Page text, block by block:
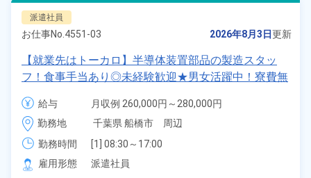
派遣社員
お仕事No. 4551-03 2026年8月3日更新
【就業先はトーカロ】半導体装置部品の製造スタッ
フ！食事手当あり◎未経験歓迎★男女活躍中！寮費無
料！土日祝休み×年間休日120日！正社員登用制度あ
り！社会保険完備◎格安食堂利用可★最寄り駅から徒
歩圏内◎《千葉県船橋市》
給与
月収例 260,000円～280,000円
時給 1,350円～1,350円
勤務地
千葉県 船橋市　周辺
勤務時間
[1] 08:30～17:00
[2] 07:30～16:00
[3] 13:00～21:30
雇用形態
派遣社員